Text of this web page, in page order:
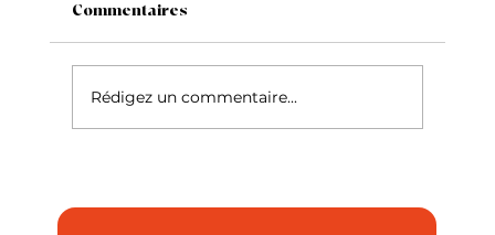
Le Fox Terrier à poil lisse
Commentaires
Rédigez un commentaire...